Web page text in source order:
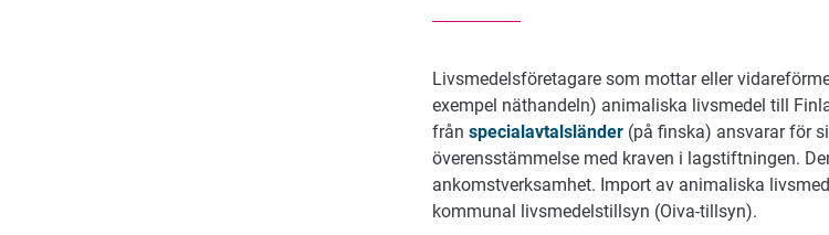
Livsmedelsföretagare som mottar eller
exempel näthandeln) animaliska livsmedel till
från specialavtalsländer (på finska) ansvarar för
överensstämmelse med kraven i lagstiftningen.
ankomstverksamhet. Import av animaliska
kommunal livsmedelstillsyn (Oiva-tillsyn).